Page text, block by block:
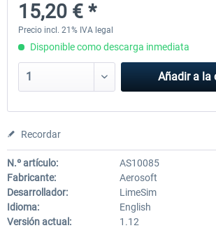
28,42 € *
15,20 € *
Precio incl. 21% IVA legal
Disponible como descarga inmediata
Añadir a la
Recordar
N.º artículo:
AS10085
Fabricante:
Aerosoft
Desarrollador:
LimeSim
Idioma:
English
Versión actual:
1.12